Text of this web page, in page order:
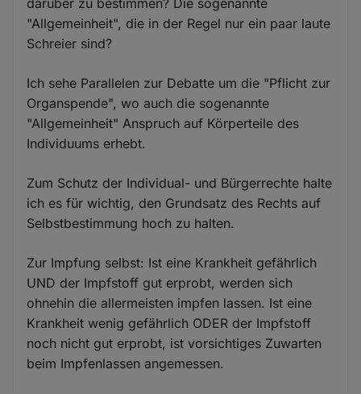
darüber zu bestimmen? Die sogenannte
"Allgemeinheit", die in der Regel nur ein paar laute
Schreier sind?
Ich sehe Parallelen zur Debatte um die "Pflicht zur
Organspende", wo auch die sogenannte
"Allgemeinheit" Anspruch auf Körperteile des
Individuums erhebt.
Zum Schutz der Individual- und Bürgerrechte halte
ich es für wichtig, den Grundsatz des Rechts auf
Selbstbestimmung hoch zu halten.
Zur Impfung selbst: Ist eine Krankheit gefährlich
UND der Impfstoff gut erprobt, werden sich
ohnehin die allermeisten impfen lassen. Ist eine
Krankheit wenig gefährlich ODER der Impfstoff
noch nicht gut erprobt, ist vorsichtiges Zuwarten
beim Impfenlassen angemessen.